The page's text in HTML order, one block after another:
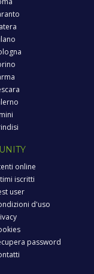
online
iscritti
user
d'uso
password